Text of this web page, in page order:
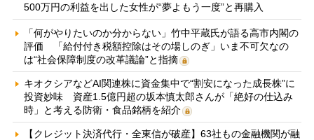
500万円の利益を出した女性が“夢よもう一度”と再購入
「何がやりたいのか分からない」竹中平蔵氏が語る高市内閣の
評価 「給付付き税額控除はその場しのぎ」いま不可欠なの
は“社会保障制度の改革議論”と指摘
キオクシアなどAI関連株に資金集中で“割安になった成長株”に
投資妙味 資産1.5億円超の坂本慎太郎さんが「絶好の仕込み
時」と考える防衛・食品銘柄を紹介
【クレジット決済代行・全東信が破産】63社もの金融機関が融